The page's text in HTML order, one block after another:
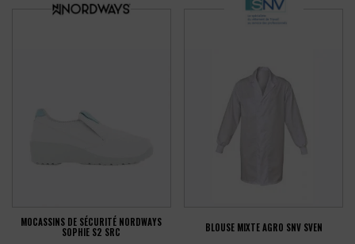
MOCASSINS DE SÉCURITÉ NORDWAYS
SOPHIE S2 SRC
BLOUSE MIXTE AGRO SNV SVEN